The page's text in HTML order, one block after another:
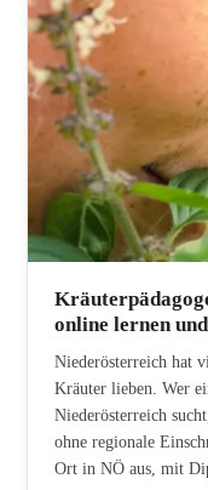
online lernen
Niederösterreich hat
Kräuter lieben. Wer
Niederösterreich
ohne regionale
Ort in NÖ aus, mit